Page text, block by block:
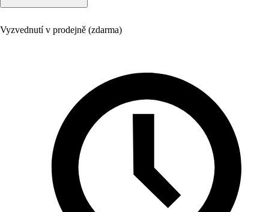
Vyzvednutí v prodejně (zdarma)